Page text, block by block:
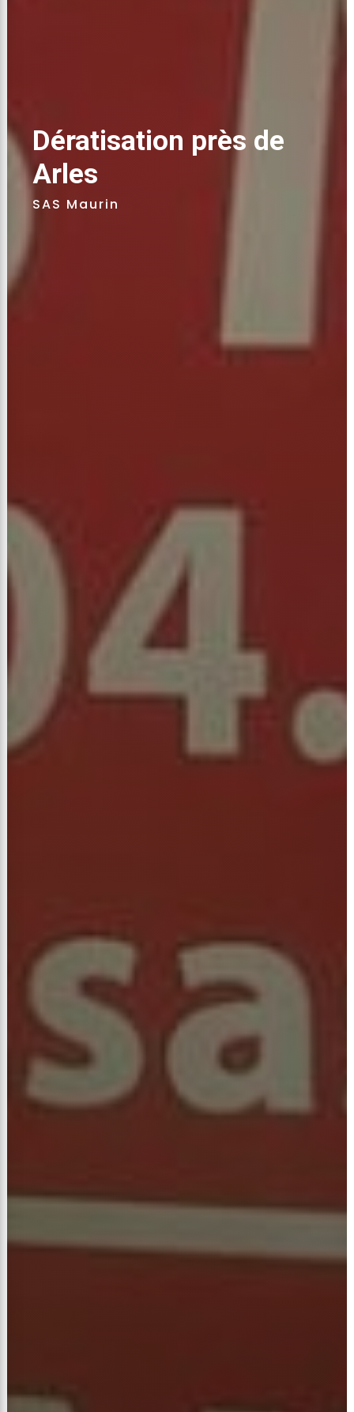
Dératisation près de
Arles
SAS Maurin